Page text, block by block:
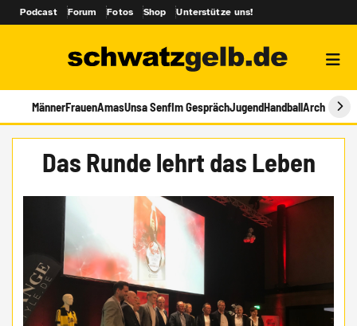
Podcast Forum Fotos Shop Unterstütze uns!
MännerFrauenAmasUnsa SenfIm GesprächJugendHandballArchiv
Das Runde lehrt das Leben